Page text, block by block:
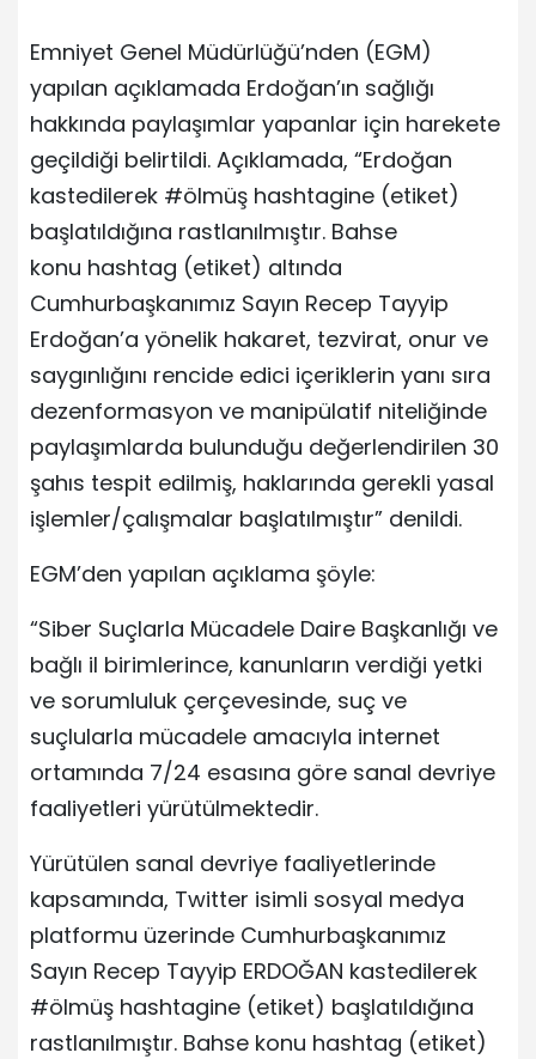
Emniyet Genel Müdürlüğü’nden (EGM)
yapılan açıklamada Erdoğan’ın sağlığı
hakkında paylaşımlar yapanlar için harekete
geçildiği belirtildi. Açıklamada, “Erdoğan
kastedilerek #ölmüş hashtagine (etiket)
başlatıldığına rastlanılmıştır. Bahse
konu hashtag (etiket) altında
Cumhurbaşkanımız Sayın Recep Tayyip
Erdoğan’a yönelik hakaret, tezvirat, onur ve
saygınlığını rencide edici içeriklerin yanı sıra
dezenformasyon ve manipülatif niteliğinde
paylaşımlarda bulunduğu değerlendirilen 30
şahıs tespit edilmiş, haklarında gerekli yasal
işlemler/çalışmalar başlatılmıştır” denildi.
EGM’den yapılan açıklama şöyle:
“Siber Suçlarla Mücadele Daire Başkanlığı ve
bağlı il birimlerince, kanunların verdiği yetki
ve sorumluluk çerçevesinde, suç ve
suçlularla mücadele amacıyla internet
ortamında 7/24 esasına göre sanal devriye
faaliyetleri yürütülmektedir.
Yürütülen sanal devriye faaliyetlerinde
kapsamında, Twitter isimli sosyal medya
platformu üzerinde Cumhurbaşkanımız
Sayın Recep Tayyip ERDOĞAN kastedilerek
#ölmüş hashtagine (etiket) başlatıldığına
rastlanılmıştır. Bahse konu hashtag (etiket)